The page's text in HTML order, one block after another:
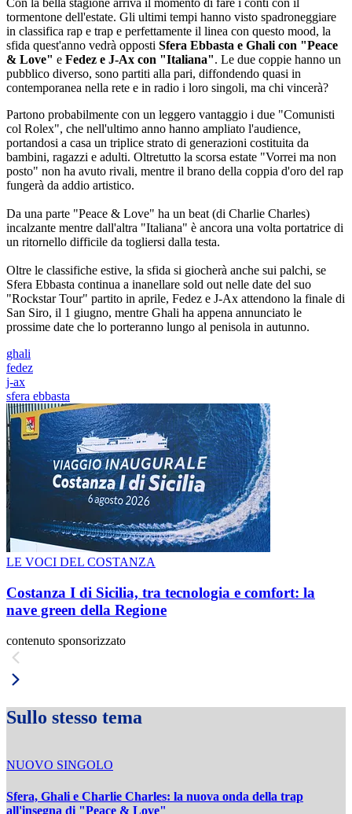
Con la bella stagione arriva il momento di fare i conti con il
tormentone dell'estate. Gli ultimi tempi hanno visto spadroneggiare
in classifica rap e trap e perfettamente il linea con questo mood, la
sfida quest'anno vedrà opposti Sfera Ebbasta e Ghali con "Peace
& Love" e Fedez e J-Ax con "Italiana". Le due coppie hanno un
pubblico diverso, sono partiti alla pari, diffondendo quasi in
contemporanea nella rete e in radio i loro singoli, ma chi vincerà?
Partono probabilmente con un leggero vantaggio i due "Comunisti
col Rolex", che nell'ultimo anno hanno ampliato l'audience,
portandosi a casa un triplice strato di generazioni costituita da
bambini, ragazzi e adulti. Oltretutto la scorsa estate "Vorrei ma non
posto" non ha avuto rivali, mentre il brano della coppia d'oro del rap
fungerà da addio artistico.
Da una parte "Peace & Love" ha un beat (di Charlie Charles)
incalzante mentre dall'altra "Italiana" è ancora una volta portatrice di
un ritornello difficile da togliersi dalla testa.
Oltre le classifiche estive, la sfida si giocherà anche sui palchi, se
Sfera Ebbasta continua a inanellare sold out nelle date del suo
"Rockstar Tour" partito in aprile, Fedez e J-Ax attendono la finale di
San Siro, il 1 giugno, mentre Ghali ha appena annunciato le
prossime date che lo porteranno lungo al penisola in autunno.
ghali
fedez
j-ax
sfera ebbasta
LE VOCI DEL COSTANZA
Costanza I di Sicilia, tra tecnologia e comfort: la
nave green della Regione
contenuto sponsorizzato
Sullo stesso tema
NUOVO SINGOLO
Sfera, Ghali e Charlie Charles: la nuova onda della trap
all'insegna di "Peace & Love"